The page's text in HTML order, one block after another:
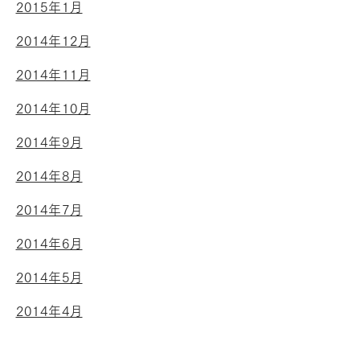
2015年1月
2014年12月
2014年11月
2014年10月
2014年9月
2014年8月
2014年7月
2014年6月
2014年5月
2014年4月